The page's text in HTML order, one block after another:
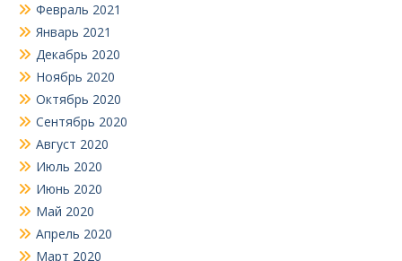
Февраль 2021
Январь 2021
Декабрь 2020
Ноябрь 2020
Октябрь 2020
Сентябрь 2020
Август 2020
Июль 2020
Июнь 2020
Май 2020
Апрель 2020
Март 2020